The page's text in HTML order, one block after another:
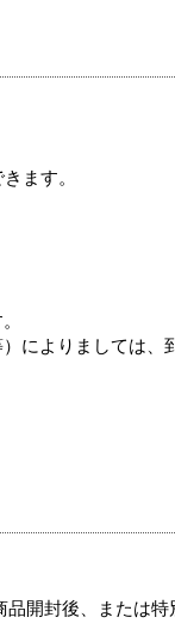
ます。
によりましては、
開封後、または